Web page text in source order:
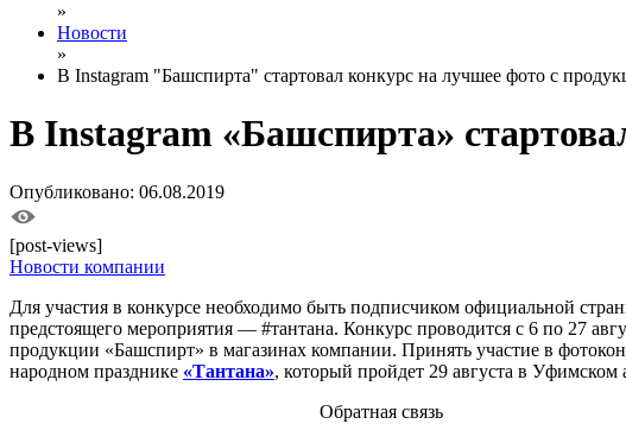
»
Новости
»
В Instagram "Башспирта" стартовал конкурс на лучшее фото с
В Instagram «Башспирта»
Опубликовано: 06.08.2019
[post-views]
Новости компании
Для участия в конкурсе необходимо быть подписчиком официальной
предстоящего мероприятия — #тантана. Конкурс проводится с 6 по 27
продукции «Башспирт» в магазинах компании. Принять участие в
народном празднике «Тантана», который пройдет 29 августа в Уфимском
Обратная связь